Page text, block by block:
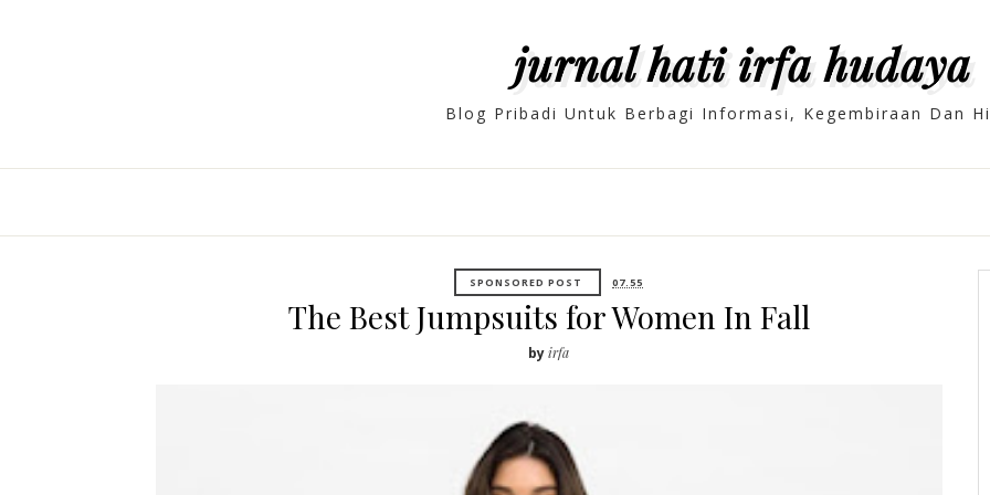
jurnal hati irfa hudaya
Blog Pribadi Untuk Berbagi Informasi, Kegembiraan Dan
SPONSORED POST 07.55
The Best Jumpsuits for Women In Fall
by irfa